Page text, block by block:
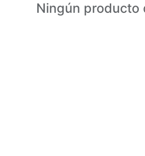
Ningún producto